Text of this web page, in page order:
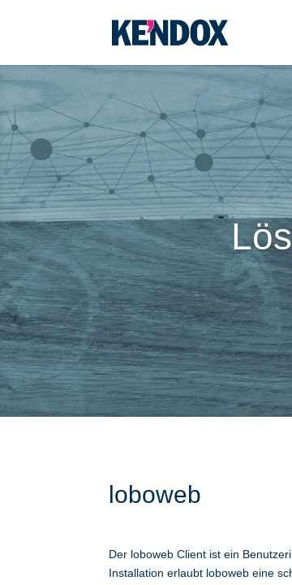
loboweb
Der loboweb Client ist ein
Installation erlaubt loboweb eine